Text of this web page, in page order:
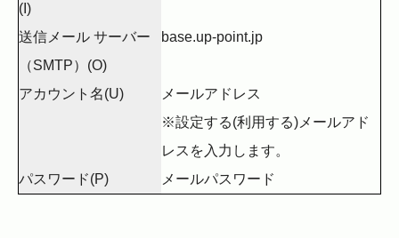
(I)
送信メール サーバー
（SMTP）(O)
base.up-point.jp
アカウント名(U)
メールアドレス
※設定する(利用する)メールアド
レスを入力します。
パスワード(P)
メールパスワード